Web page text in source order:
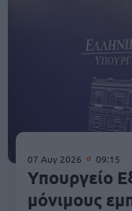
07 Αυγ 2026 09:15
Υπουργείο
μόνιμους